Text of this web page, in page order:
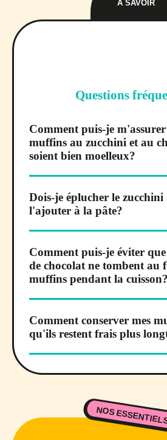
À SAVOIR
Questions
Comment puis-je m'assurer
muffins au zucchini et au
soient bien moelleux?
Dois-je éplucher le
l'ajouter à la pâte?
Comment puis-je éviter que
de chocolat ne tombent au
muffins pendant la cuisson?
Comment conserver mes
qu'ils restent frais plus
NOS